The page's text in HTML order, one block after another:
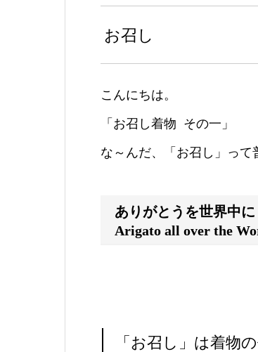
お召し
こんにちは。
「お召し着物 その一」
な～んだ、「お召し」って
ありがとうを世界中に
Arigato all over the
「お召し」は着物